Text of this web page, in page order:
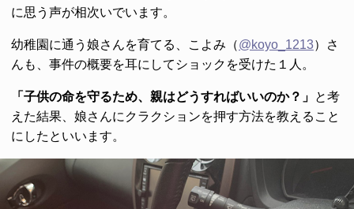
に思う声が相次いでいます。
幼稚園に通う娘さんを育てる、こよみ（@koyo_1213）さ
んも、事件の概要を耳にしてショックを受けた１人。
「子供の命を守るため、親はどうすればいいのか？」 と考
えた結果、娘さんにクラクションを押す方法を教えること
にしたといいます。